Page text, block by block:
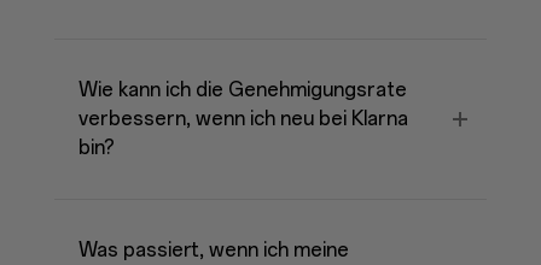
Wie kann ich die Genehmigungsrate
verbessern, wenn ich neu bei Klarna
bin?
Was passiert, wenn ich meine